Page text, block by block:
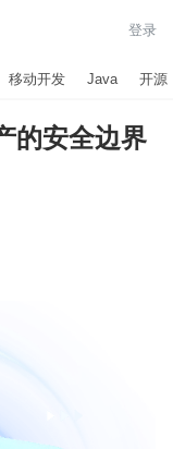
登录
移动开发 Java 开源
的安全边界